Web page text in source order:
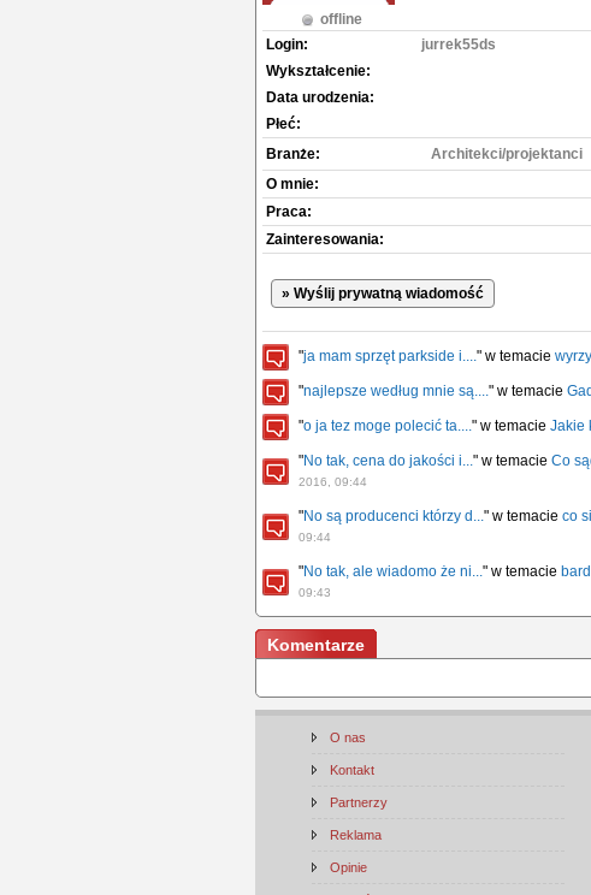
offline
Login:
jurrek55ds
Wykształcenie:
Data urodzenia:
Płeć:
Branże:
Architekci/projektanci
O mnie:
Praca:
Zainteresowania:
» Wyślij prywatną wiadomość
"ja mam sprzęt parkside i...." w temacie
"najlepsze według mnie są...." w temacie
"o ja tez moge polecić ta...." w temacie Jakie
"No tak, cena do jakości i..." w temacie Co
2016, 09:44
"No są producenci którzy d..." w temacie co
09:44
"No tak, ale wiadomo że ni..." w temacie
09:43
Komentarze
O nas
Kontakt
Partnerzy
Reklama
Opinie